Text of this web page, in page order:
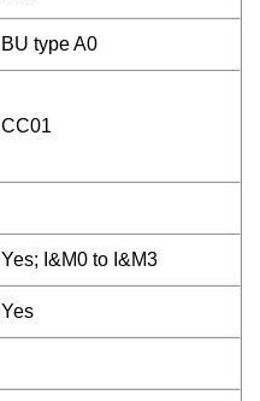
BU type A0
CC01
Yes; I&M0 to I&M3
Yes